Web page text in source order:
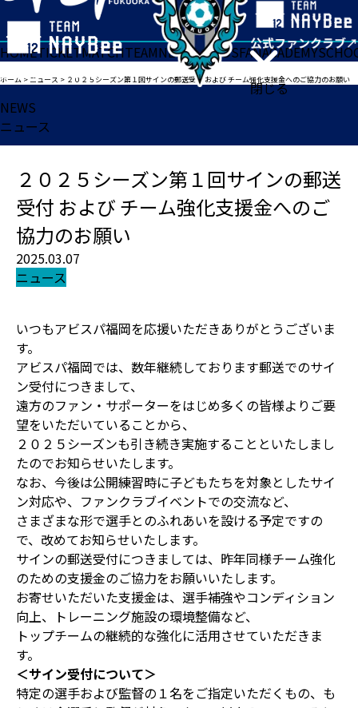
閉じる
HOMETICKETMATCHTEAMNEWSGOODSFANACADEMY
ホーム >ニュース > ２０２５シーズン第１回サインの郵送受付 および チーム強化支援金へのご協力のお願い
NEWS
ニュース
２０２５シーズン第１回サインの郵送
受付 および チーム強化支援金へのご
協力のお願い
2025.03.07
ニュース
いつもアビスパ福岡を応援いただきありがとうございま
す。
アビスパ福岡では、数年継続しております郵送でのサイ
ン受付につきまして、
遠方のファン・サポーターをはじめ多くの皆様よりご要
望をいただいていることから、
２０２５シーズンも引き続き実施することといたしまし
たのでお知らせいたします。
なお、今後は公開練習時に子どもたちを対象としたサイ
ン対応や、ファンクラブイベントでの交流など、
さまざまな形で選手とのふれあいを設ける予定ですの
で、改めてお知らせいたします。
サインの郵送受付につきましては、昨年同様チーム強化
のための支援金のご協力をお願いいたします。
お寄せいただいた支援金は、選手補強やコンディション
向上、トレーニング施設の環境整備など、
トップチームの継続的な強化に活用させていただきま
す。
＜サイン受付について＞
特定の選手および監督の１名をご指定いただくもの、も